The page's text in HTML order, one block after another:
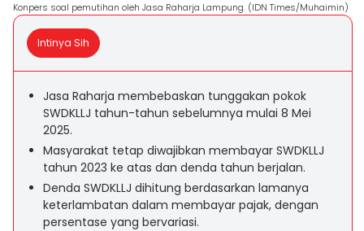
Konpers soal pemutihan oleh Jasa Raharja Lampung. (IDN Times/Muhaimin)
Intinya Sih
Jasa Raharja membebaskan tunggakan pokok
SWDKLLJ tahun-tahun sebelumnya mulai 8 Mei
2025.
Masyarakat tetap diwajibkan membayar SWDKLLJ
tahun 2023 ke atas dan denda tahun berjalan.
Denda SWDKLLJ dihitung berdasarkan lamanya
keterlambatan dalam membayar pajak, dengan
persentase yang bervariasi.